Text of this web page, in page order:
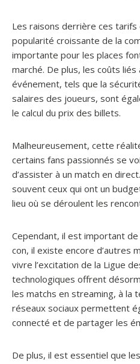
Les raisons derrière ces
popularité croissante de la
importante pour les places
marché. De plus, les coûts liés
événement, tels que la
salaires des joueurs, sont
le calcul du prix des billets.
Malheureusement, cette
certains fans passionnés se
d’assister à un match en
souvent ceux qui ont un
lieu où se déroulent les
Cependant, il est important
con, il existe encore d’autres
vivre l’excitation de la Ligue
technologiques offrent
les matchs en streaming, à la
réseaux sociaux permettent
connecté et de partager les
De plus, il est essentiel que